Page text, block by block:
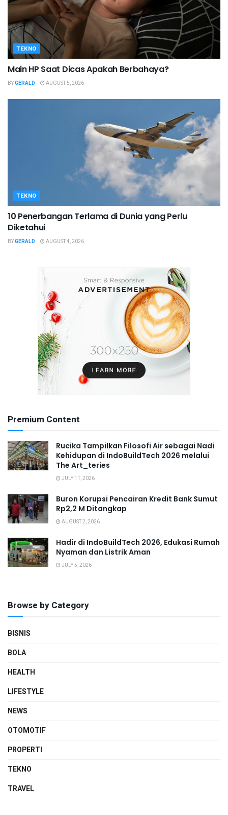
TEKNO
Main HP Saat Dicas Apakah Berbahaya?
BYGERALD AUGUST 5, 2026
TEKNO
10 Penerbangan Terlama di Dunia yang Perlu
Diketahui
BYGERALD AUGUST 4, 2026
Premium Content
Rucika Tampilkan Filosofi Air sebagai Nadi
Kehidupan di IndoBuildTech 2026 melalui
The Art_teries
JULY 11, 2026
Buron Korupsi Pencairan Kredit Bank Sumut
Rp2,2 M Ditangkap
AUGUST 2, 2026
Hadir di IndoBuildTech 2026, Edukasi Rumah
Nyaman dan Listrik Aman
JULY 5, 2026
Browse by Category
BISNIS
BOLA
HEALTH
LIFESTYLE
NEWS
OTOMOTIF
PROPERTI
TEKNO
TRAVEL